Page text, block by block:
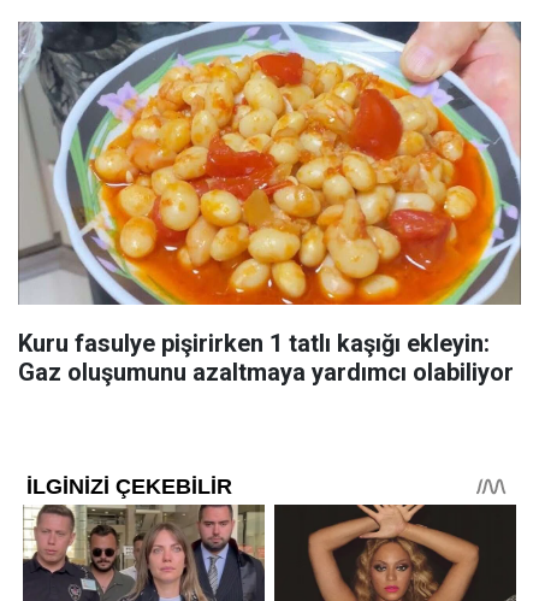
Kuru fasulye pişirirken 1 tatlı kaşığı ekleyin:
Gaz oluşumunu azaltmaya yardımcı olabiliyor